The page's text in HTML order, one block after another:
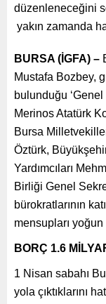
zamanda hayata
Mustafa Bozbey,
bulunduğu ‘Genel
Merinos Atatürk
Bursa
Öztürk,
Mehmet Emin
Sekreteri Cemil
toplantıya, Bursa
BORÇ 1.6
1 Nisan sabahı
Mustafa Bozbey,
kentin geleceği ve